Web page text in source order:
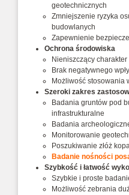
geotechnicznych
Zmniejszenie ryzyka
budowlanych
Zapewnienie
Ochrona środowiska
Nieniszczący
Brak negatywnego
Możliwość stosowania
Szeroki zakres
Badania gruntów pod
infrastrukturalne
Badania
Monitorowanie
Poszukiwanie złóż
Badanie nośności
Szybkość i łatwość
Szybkie i proste
Możliwość zebrania